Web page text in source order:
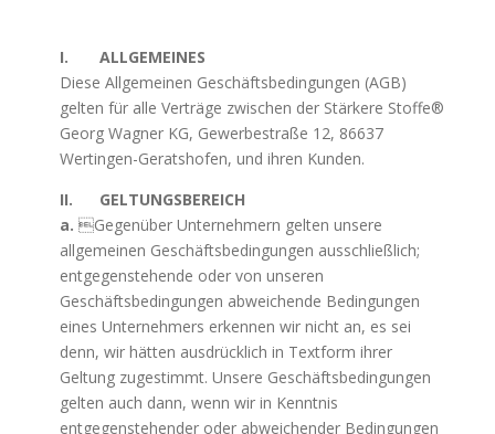
I. ALLGEMEINES
Diese Allgemeinen Geschäftsbedingungen (AGB)
gelten für alle Verträge zwischen der Stärkere Stoffe®
Georg Wagner KG, Gewerbestraße 12, 86637
Wertingen-Geratshofen, und ihren Kunden.
II. GELTUNGSBEREICH
a. Gegenüber Unternehmern gelten unsere
allgemeinen Geschäftsbedingungen ausschließlich;
entgegenstehende oder von unseren
Geschäftsbedingungen abweichende Bedingungen
eines Unternehmers erkennen wir nicht an, es sei
denn, wir hätten ausdrücklich in Textform ihrer
Geltung zugestimmt. Unsere Geschäftsbedingungen
gelten auch dann, wenn wir in Kenntnis
entgegenstehender oder abweichender Bedingungen